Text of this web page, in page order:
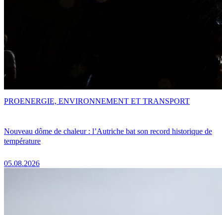
Nouveau dôme de chaleur : l’Autriche bat son record historique de
température
05.08.2026
PROENERGIE, ENVIRONNEMENT ET TRANSPORT